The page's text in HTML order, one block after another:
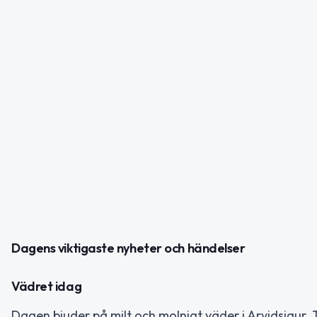
Dagens viktigaste nyheter och händelser
Vädret idag